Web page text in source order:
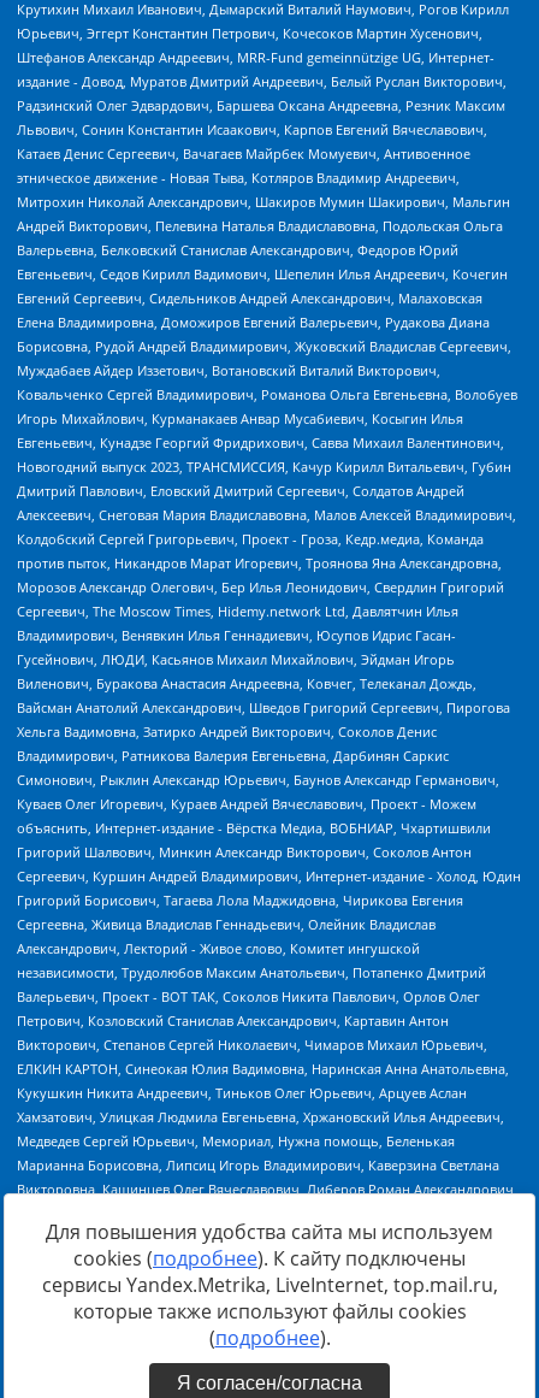
Источник:https://minjust.gov.ru/uploaded/files/reestr-
inostrannyih-agentov-22-03-2024.pdfданные на22.03.2024
Для повышения удобства сайта мы используем
cookies (подробнее). К сайту подключены
сервисы Yandex.Metrika, LiveInternet, top.mail.ru,
которые также используют файлы cookies
(подробнее).
Я согласен/согласна